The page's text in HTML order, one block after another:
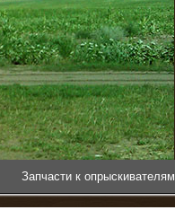
Запчасти к опрыскивателям